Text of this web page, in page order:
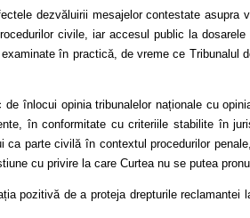
dezvăluirii mesajelor contestate asupra
civile, iar accesul public la dosarele
în practică, de vreme ce Tribunalul
înlocui opinia tribunalelor naționale cu
în conformitate cu criteriile stabilite în
parte civilă în contextul procedurilor
cu privire la care Curtea nu se putea
pozitivă de a proteja drepturile